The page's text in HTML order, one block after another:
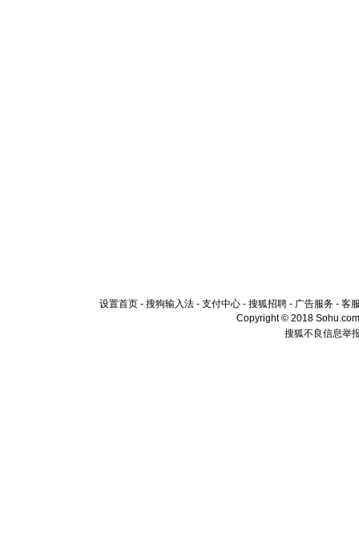
设置首页 - 搜狗输入法 - 支付中心 - 搜狐招聘 - 广告服务 - 客
Copyright © 2018
搜狐不良信息举